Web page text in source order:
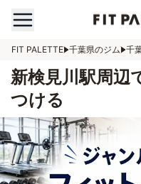
FIT PALETTE 千葉県のジム 千
新検見川駅周辺
つける